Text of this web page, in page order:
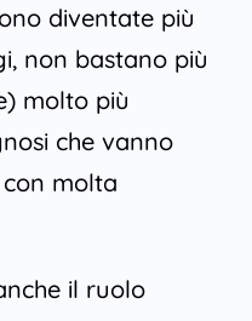
diventate più
non bastano più
molto più
che vanno
molta
il ruolo